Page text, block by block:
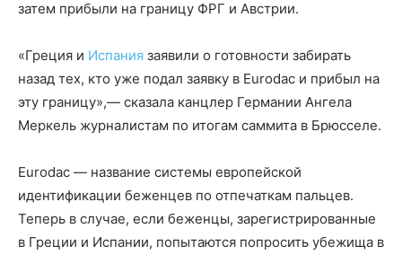
затем прибыли на границу ФРГ и Австрии.
«Греция и Испания заявили о готовности забирать
назад тех, кто уже подал заявку в Eurodaс и прибыл на
эту границу»,— сказала канцлер Германии Ангела
Меркель журналистам по итогам саммита в Брюсселе.
Eurodac — название системы европейской
идентификации беженцев по отпечаткам пальцев.
Теперь в случае, если беженцы, зарегистрированные
в Греции и Испании, попытаются попросить убежища в